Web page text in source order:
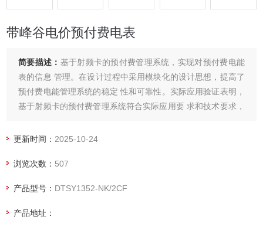
带峰谷电价预付费电表
简要描述： 基于射频卡的预付费管理系统，实现对预付费电能
表的信息 管理。在设计过程中采用模块化的设计思想，提高了
预付费电能管理系统的稳定 性和可靠性。实际应用验证表明，
基于射频卡的预付费管理系统符合实际应用要 求和技术要求，
景。带峰谷电价预付费电表
更新时间： 2025-10-24
浏览次数： 507
产品型号： DTSY1352-NK/2CF
产品地址：